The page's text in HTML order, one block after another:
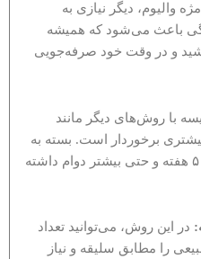
والیوم، دیگر نیازی به
باعث می‌شود که همیشه
و در وقت خود صرفه‌جویی
با روش‌های دیگر مانند
برخوردار است. بسته به
میزان مراقبت، می‌تواند تا ۴ الی ۵ هفته و حتی بیشتر دوام داشته
در این روش، می‌توانید تعداد
را مطابق سلیقه و نیاز